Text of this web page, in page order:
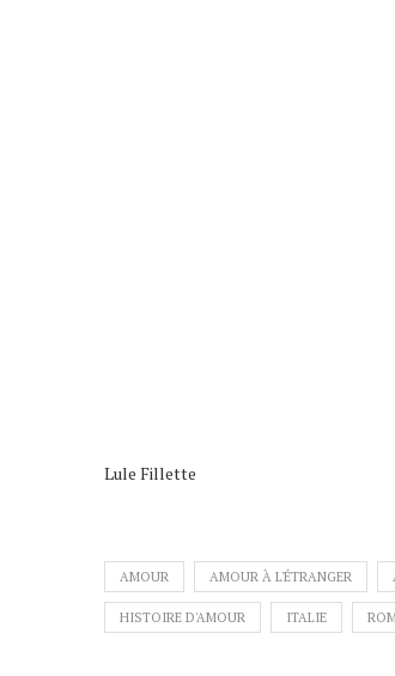
Lule Fillette
AMOUR AMOUR À L'ÉTRANGER
HISTOIRE D'AMOUR ITALIE